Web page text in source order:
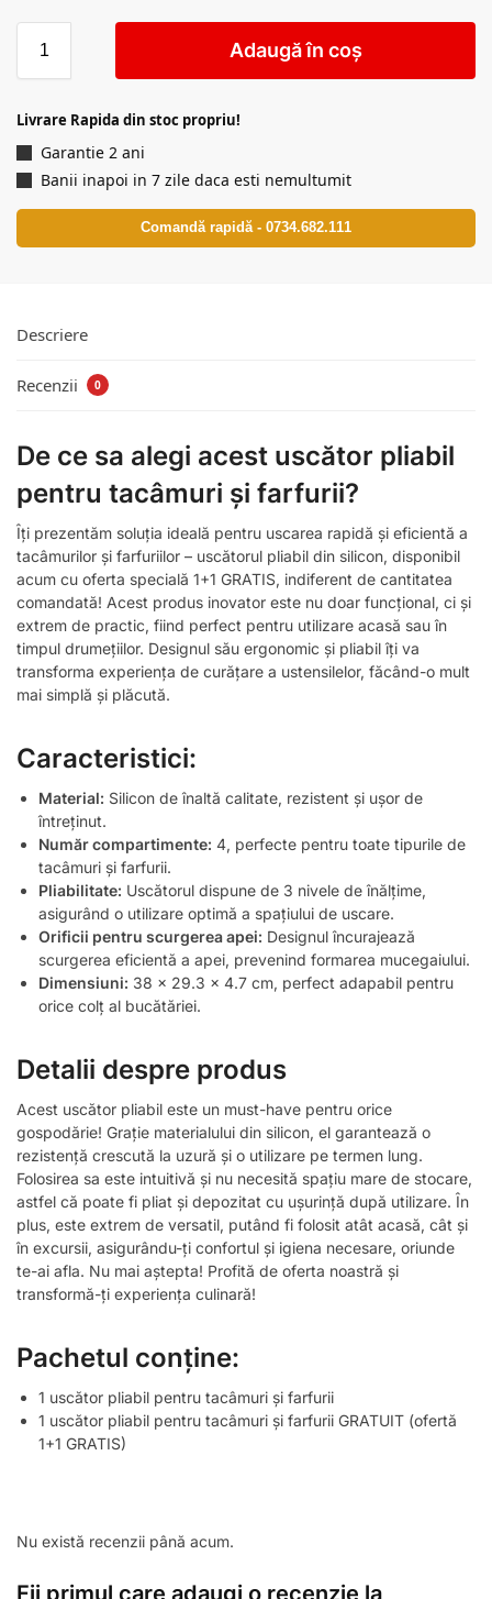
Adaugă în coș
Livrare Rapida din stoc propriu!
Garantie 2 ani
Banii inapoi in 7 zile daca esti nemultumit
Comandă rapidă - 0734.682.111
Descriere
Recenzii 0
De ce sa alegi acest uscător pliabil
pentru tacâmuri și farfurii?
Îți prezentăm soluția ideală pentru uscarea rapidă și eficientă a
tacâmurilor și farfuriilor – uscătorul pliabil din silicon, disponibil
acum cu oferta specială 1+1 GRATIS, indiferent de cantitatea
comandată! Acest produs inovator este nu doar funcțional, ci și
extrem de practic, fiind perfect pentru utilizare acasă sau în
timpul drumețiilor. Designul său ergonomic și pliabil îți va
transforma experiența de curățare a ustensilelor, făcând-o mult
mai simplă și plăcută.
Caracteristici:
Material: Silicon de înaltă calitate, rezistent și ușor de
întreținut.
Număr compartimente: 4, perfecte pentru toate tipurile de
tacâmuri și farfurii.
Pliabilitate: Uscătorul dispune de 3 nivele de înălțime,
asigurând o utilizare optimă a spațiului de uscare.
Orificii pentru scurgerea apei: Designul încurajează
scurgerea eficientă a apei, prevenind formarea mucegaiului.
Dimensiuni: 38 x 29.3 x 4.7 cm, perfect adapabil pentru
orice colț al bucătăriei.
Detalii despre produs
Acest uscător pliabil este un must-have pentru orice
gospodărie! Grație materialului din silicon, el garantează o
rezistență crescută la uzură și o utilizare pe termen lung.
Folosirea sa este intuitivă și nu necesită spațiu mare de stocare,
astfel că poate fi pliat și depozitat cu ușurință după utilizare. În
plus, este extrem de versatil, putând fi folosit atât acasă, cât și
în excursii, asigurându-ți confortul și igiena necesare, oriunde
te-ai afla. Nu mai aștepta! Profită de oferta noastră și
transformă-ți experiența culinară!
Pachetul conține:
1 uscător pliabil pentru tacâmuri și farfurii
1 uscător pliabil pentru tacâmuri și farfurii GRATUIT (ofertă
1+1 GRATIS)
Nu există recenzii până acum.
Fii primul care adaugi o recenzie la